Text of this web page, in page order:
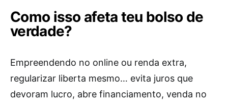
Como isso afeta teu bolso de
verdade?
Empreendendo no online ou renda extra,
regularizar liberta mesmo… evita juros que
devoram lucro, abre financiamento, venda no